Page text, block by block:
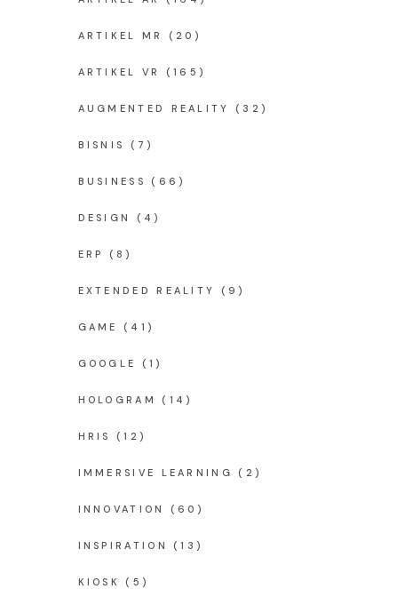
ARTIKEL MR (20)
ARTIKEL VR (165)
AUGMENTED REALITY (32)
BISNIS (7)
BUSINESS (66)
DESIGN (4)
ERP (8)
EXTENDED REALITY (9)
GAME (41)
GOOGLE (1)
HOLOGRAM (14)
HRIS (12)
IMMERSIVE LEARNING (2)
INNOVATION (60)
INSPIRATION (13)
KIOSK (5)